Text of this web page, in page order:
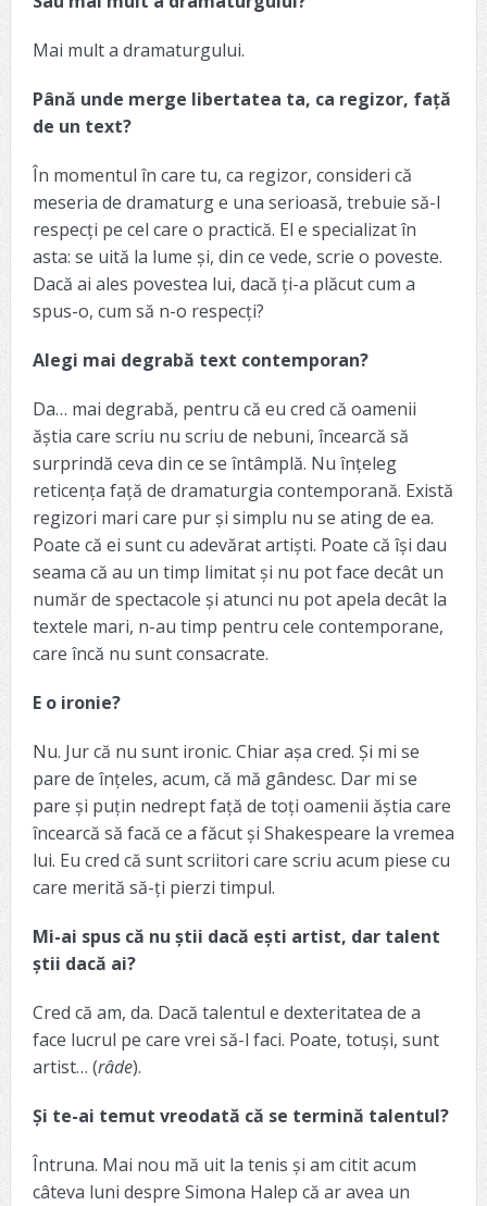
Mai mult a dramaturgului.
Până unde merge libertatea ta, ca regizor, față
de un text?
În momentul în care tu, ca regizor, consideri că
meseria de dramaturg e una serioasă, trebuie să-l
respecți pe cel care o practică. El e specializat în
asta: se uită la lume și, din ce vede, scrie o poveste.
Dacă ai ales povestea lui, dacă ți-a plăcut cum a
spus-o, cum să n-o respecți?
Alegi mai degrabă text contemporan?
Da… mai degrabă, pentru că eu cred că oamenii
ăștia care scriu nu scriu de nebuni, încearcă să
surprindă ceva din ce se întâmplă. Nu înțeleg
reticența față de dramaturgia contemporană. Există
regizori mari care pur și simplu nu se ating de ea.
Poate că ei sunt cu adevărat artiști. Poate că își dau
seama că au un timp limitat și nu pot face decât un
număr de spectacole și atunci nu pot apela decât la
textele mari, n-au timp pentru cele contemporane,
care încă nu sunt consacrate.
E o ironie?
Nu. Jur că nu sunt ironic. Chiar așa cred. Și mi se
pare de înțeles, acum, că mă gândesc. Dar mi se
pare și puțin nedrept față de toți oamenii ăștia care
încearcă să facă ce a făcut și Shakespeare la vremea
lui. Eu cred că sunt scriitori care scriu acum piese cu
care merită să-ți pierzi timpul.
Mi-ai spus că nu știi dacă ești artist, dar talent
știi dacă ai?
Cred că am, da. Dacă talentul e dexteritatea de a
face lucrul pe care vrei să-l faci. Poate, totuși, sunt
artist… (râde).
Și te-ai temut vreodată că se termină talentul?
Întruna. Mai nou mă uit la tenis și am citit acum
câteva luni despre Simona Halep că ar avea un